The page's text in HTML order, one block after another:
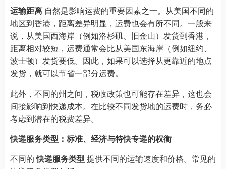
运输距离 自然是影响运费的重要因素之一。从美国不同的
地区到香港，距离差异明显，运费也会有所不同。一般来
说，从美国西海岸（例如洛杉矶、旧金山）发货到香港，
距离相对较短，运费通常会比从美国东海岸（例如纽约、
波士顿）发货要低。因此，如果可以选择从更靠近的地点
发货，就可以节省一部分运费。
此外，不同的州之间，税收政策也可能存在差异，这也会
间接影响到快递成本。在比较不同发货地的运费时，务必
考虑到潜在的税费差异。
快递服务类型：标准、经济与特快专递的权衡
不同的快递服务类型 提供不同的运输速度和价格。常见的